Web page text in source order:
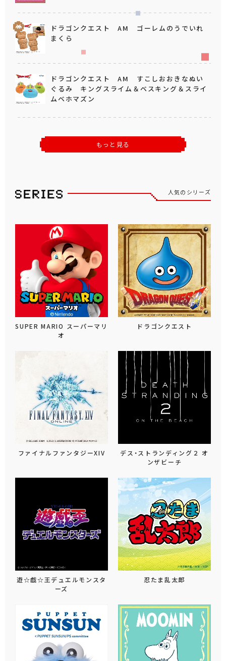
ドラゴンクエスト AM ゴーレムのうでいれ
まくら
ドラゴンクエスト AM すこしおおきなぬい
ぐるみ キングスライム＆ベスキング＆スライ
ムベホマズン
もっと見る
人気のシリーズ
SUPER MARIO スーパーマリ
オ
ドラゴンクエスト
ファイナルファンタジーXIV
デス・ストランディング２ オ
ンザビーチ
遊☆戯☆王デュエルモンスタ
ーズ
忍たま乱太郎